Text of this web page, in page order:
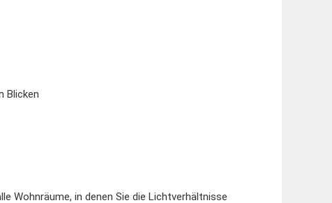
Blicken
Wohnräume, in denen Sie die Lichtverhältnisse